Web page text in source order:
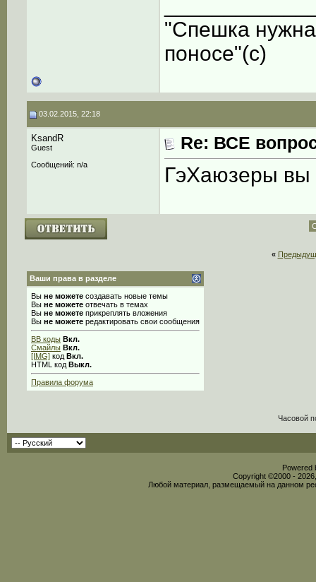
"Спешка
поносе"(с)
03.02.2015, 22:18
KsandR
Guest
Сообщений: n/a
Re: ВСЕ
ГэХаюзеры вы
«
Ваши права в разделе
Вы не можете создавать новые темы
Вы не можете отвечать в темах
Вы не можете прикреплять вложения
Вы не можете редактировать свои сообщения
BB коды Вкл.
Смайлы Вкл.
[IMG] код Вкл.
HTML код Выкл.
Правила форума
Часовой
Powered
Copyright ©2000 -
Любой материал, размещаемый на данном